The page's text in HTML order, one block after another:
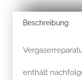
Beschreibung
enthält